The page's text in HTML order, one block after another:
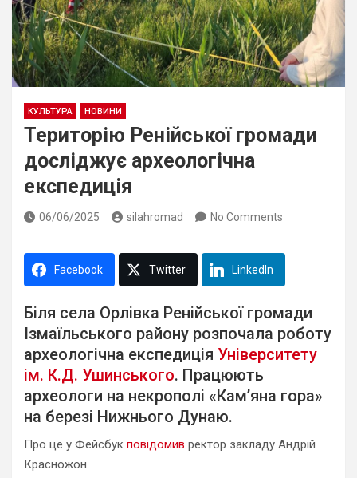
КУЛЬТУРА НОВИНИ
Територію Ренійської громади
досліджує археологічна
експедиція
06/06/2025 silahromad No Comments
Facebook Twitter LinkedIn
Біля села Орлівка Ренійської громади
Ізмаїльського району розпочала роботу
археологічна експедиція Університету
ім. К.Д. Ушинського. Працюють
археологи на некрополі «Кам’яна гора»
на березі Нижнього Дунаю.
Про це у Фейсбук повідомив ректор закладу Андрій
Красножон.